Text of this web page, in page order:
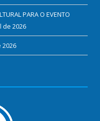
PARA O EVENTO
de 2026
2026